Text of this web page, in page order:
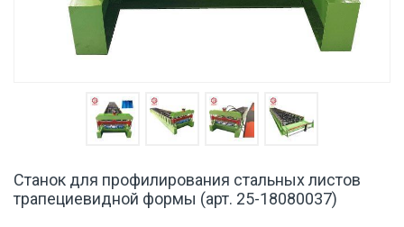
Станок для профилирования стальных листов
трапециевидной формы (арт. 25-18080037)